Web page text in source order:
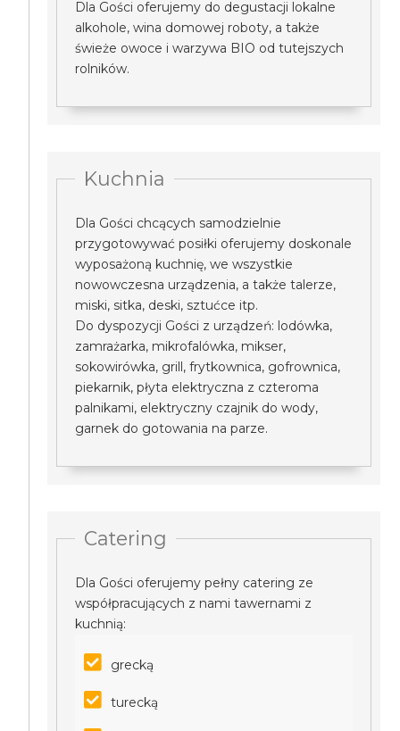
Dla Gości oferujemy do degustacji lokalne
alkohole, wina domowej roboty, a także
świeże owoce i warzywa BIO od tutejszych
rolników.
Kuchnia
Dla Gości chcących samodzielnie
przygotowywać posiłki oferujemy doskonale
wyposażoną kuchnię, we wszystkie
nowowczesna urządzenia, a także talerze,
miski, sitka, deski, sztućce itp.
Do dyspozycji Gości z urządzeń: lodówka,
zamrażarka, mikrofalówka, mikser,
sokowirówka, grill, frytkownica, gofrownica,
piekarnik, płyta elektryczna z czteroma
palnikami, elektryczny czajnik do wody,
garnek do gotowania na parze.
Catering
Dla Gości oferujemy pełny catering ze
współpracujących z nami tawernami z
kuchnią:
grecką
turecką